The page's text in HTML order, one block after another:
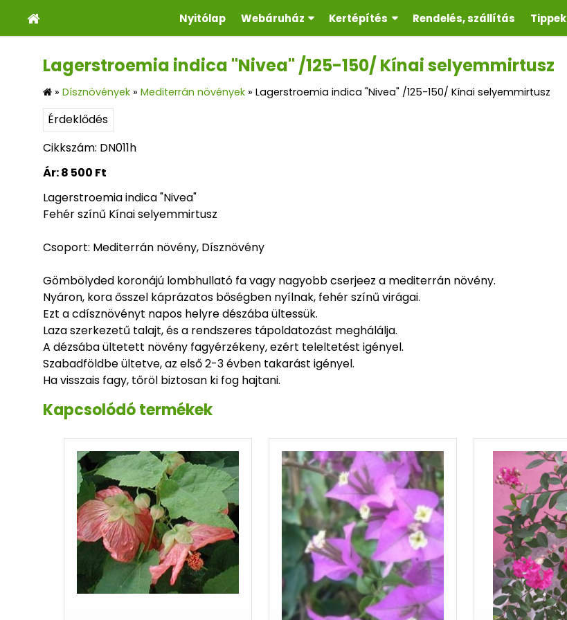
Nyitólap Webáruház Kertépítés Rendelés, szállítás Tippek
Lagerstroemia indica "Nivea" /125-150/ Kínai selyemmirtusz
» Dísznövények » Mediterrán növények » Lagerstroemia indica "Nivea" /125-150/ Kínai selyemmirtusz
Érdeklődés
Cikkszám: DN011h
Ár:8 500 Ft
Lagerstroemia indica "Nivea"
Fehér színű Kínai selyemmirtusz
Csoport: Mediterrán növény, Dísznövény
Gömbölyded koronájú lombhullató fa vagy nagyobb cserjeez a mediterrán növény.
Nyáron, kora ősszel káprázatos bőségben nyílnak, fehér színű virágai.
Ezt a cdísznövényt napos helyre dészába ültessük.
Laza szerkezetű talajt, és a rendszeres tápoldatozást meghálálja.
A dézsába ültetett növény fagyérzékeny, ezért teleltetést igényel.
Szabadföldbe ültetve, az első 2-3 évben takarást igényel.
Ha visszais fagy, tőröl biztosan ki fog hajtani.
Kapcsolódó termékek